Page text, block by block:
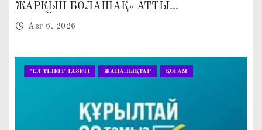
ЖАРҚЫН БОЛАШАҚ» АТТЫ
КЕҢЕЙТІЛГЕН МӘЖІЛІС ӨТТІ
Авг 6, 2026
"ЕЛ ТІЛЕГІ" ГАЗЕТІ ЖАҢАЛЫҚТАР ҚОҒАМ